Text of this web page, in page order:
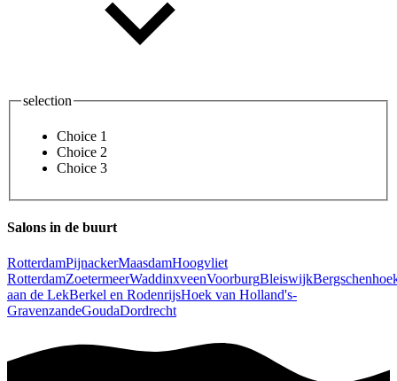
selection
Choice 1
Choice 2
Choice 3
Salons in de buurt
RotterdamPijnackerMaasdamHoogvliet
RotterdamZoetermeerWaddinxveenVoorburgBleiswijk
aan de LekBerkel en RodenrijsHoek van Holland's-
GravenzandeGoudaDordrecht